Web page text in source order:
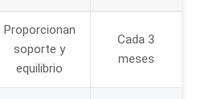
Proporcionan
soporte y
equilibrio
Cada 3
meses